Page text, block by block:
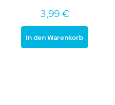
3,99 €
In den Warenkorb